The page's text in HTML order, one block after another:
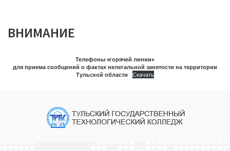
ВНИМАНИЕ
Телефоны «горячей линии»
для приема сообщений о фактах нелегальной занятости на территории
Тульской области
Скачать